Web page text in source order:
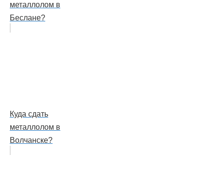
металлолом в
Беслане?
Куда сдать
металлолом в
Волчанске?